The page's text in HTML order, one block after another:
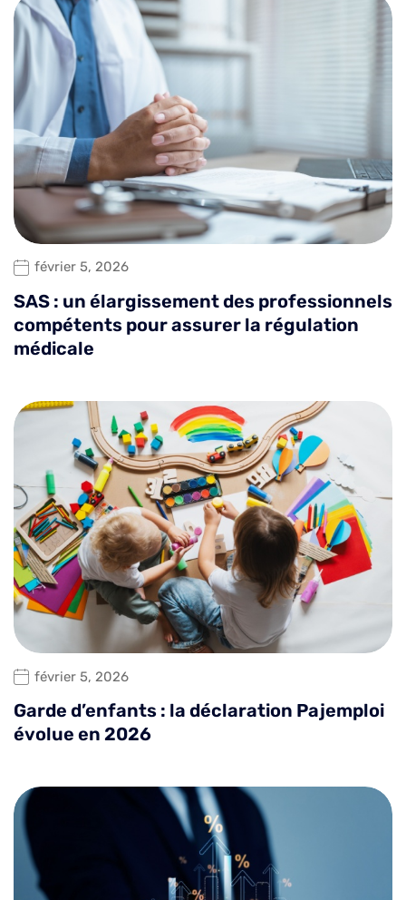
février 5, 2026
SAS : un élargissement des professionnels
compétents pour assurer la régulation
médicale
février 5, 2026
Garde d’enfants : la déclaration Pajemploi
évolue en 2026